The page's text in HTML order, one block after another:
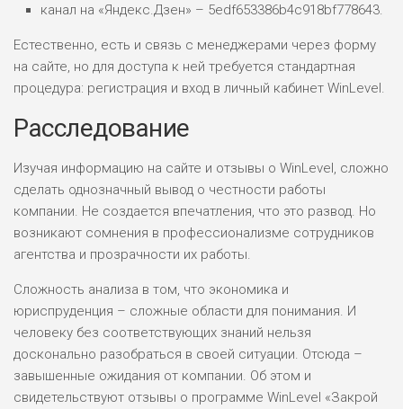
канал на «Яндекс.Дзен» – 5edf653386b4c918bf778643.
Естественно, есть и связь с менеджерами через форму
на сайте, но для доступа к ней требуется стандартная
процедура: регистрация и вход в личный кабинет WinLevel.
Расследование
Изучая информацию на сайте и отзывы о WinLevel, сложно
сделать однозначный вывод о честности работы
компании. Не создается впечатления, что это развод. Но
возникают сомнения в профессионализме сотрудников
агентства и прозрачности их работы.
Сложность анализа в том, что экономика и
юриспруденция – сложные области для понимания. И
человеку без соответствующих знаний нельзя
досконально разобраться в своей ситуации. Отсюда –
завышенные ожидания от компании. Об этом и
свидетельствуют отзывы о программе WinLevel «Закрой